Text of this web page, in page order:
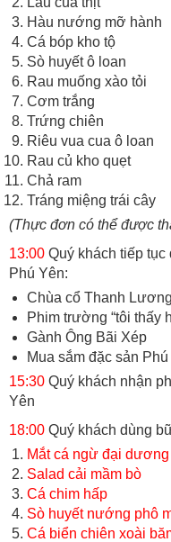
Hàu nướng mỡ hành
Cá bóp kho tộ
Sò huyết ô loan
Rau muống xào tỏi
Cơm trắng
Trứng chiên
Riêu vua cua ô loan
Rau củ kho quẹt
Chả ram
Tráng miệng trái cây
(Thực đơn có thể được
13:00 Quý khách tiếp tục
Phú Yên:
Chùa cổ Thanh
Phim trường “tôi thấy
Gành Ông Bãi Xép
Mua sắm đặc sản Phú
15:30 Quý khách nhận
Yên
18:00 Quý khách dùng
Mắt cá ngừ đại
Salad cải mầm bò
Cá chim hấp
Sò huyết nướng phô
Cá biển chiên xoài